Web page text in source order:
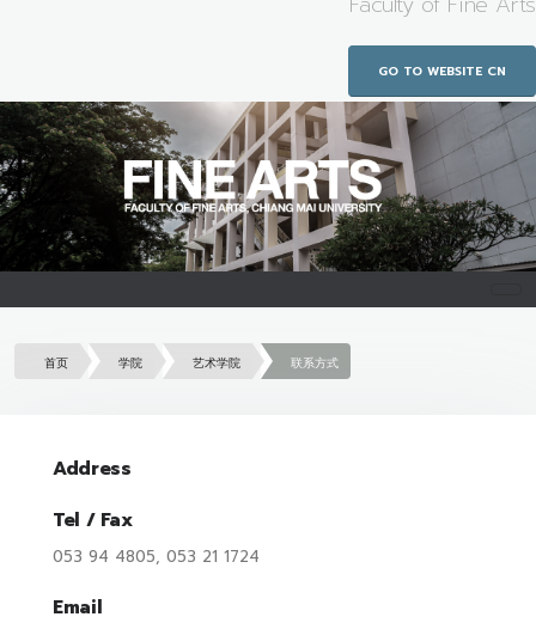
GO TO WEBSITE CN
首页 学院 艺术学院 联系方式
Address
Tel / Fax
053 94 4805, 053 21 1724
Email